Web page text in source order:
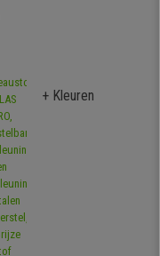
+ Kleuren